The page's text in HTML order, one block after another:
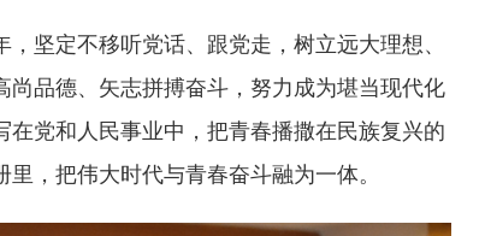
坚定不移听党话、跟党走，树立远大理想、
品德、矢志拼搏奋斗，努力成为堪当现代化
党和人民事业中，把青春播撒在民族复兴的
，把伟大时代与青春奋斗融为一体。